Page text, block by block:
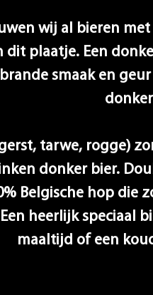
wij al bieren met
dit plaatje. Een
smaak en
tarwe, rogge)
donker bier.
Belgische hop die
heerlijk speciaal
maaltijd of een